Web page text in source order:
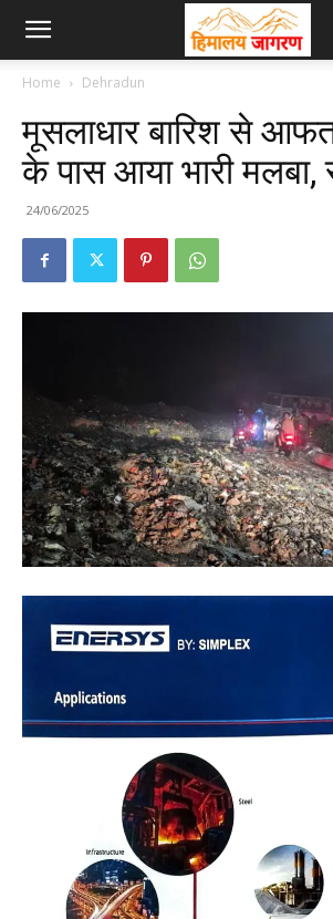
Home Dehradun
मूसलाधार बारिश से
के पास आया भारी मलबा,
24/06/2025